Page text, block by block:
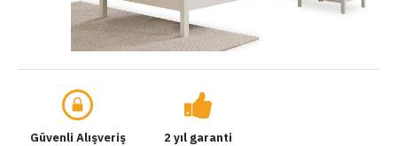
Güvenli Alışveriş
2 yıl garanti